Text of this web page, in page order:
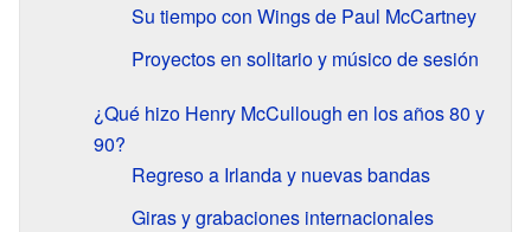
Su tiempo con Wings de Paul McCartney
Proyectos en solitario y músico de sesión
¿Qué hizo Henry McCullough en los años 80 y
90?
Regreso a Irlanda y nuevas bandas
Giras y grabaciones internacionales